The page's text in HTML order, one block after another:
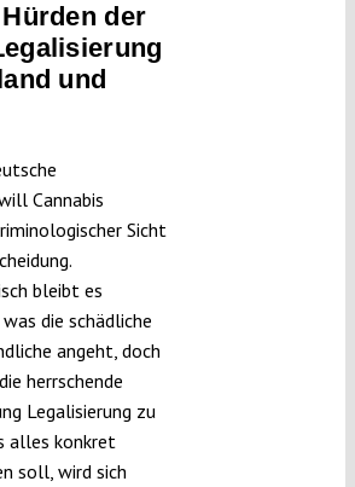
About
Funding
der
und
Cannabis
Sicht
bleibt es
die schädliche
angeht, doch
herrschende
Legalisierung zu
alles konkret
soll, wird sich